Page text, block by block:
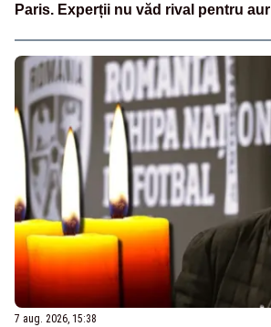
Paris. Experții nu văd rival pentru aur
7 aug. 2026, 15:38